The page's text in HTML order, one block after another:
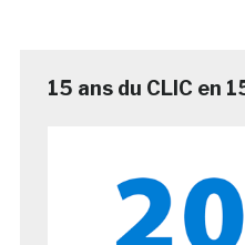
15 ans du CLIC en